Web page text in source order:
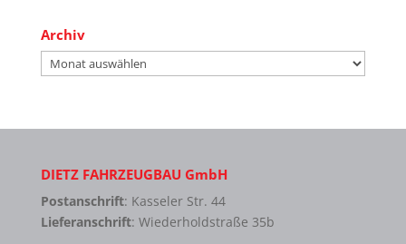
Archiv
Archiv
DIETZ FAHRZEUGBAU GmbH
Postanschrift: Kasseler Str. 44
Lieferanschrift: Wiederholdstraße 35b